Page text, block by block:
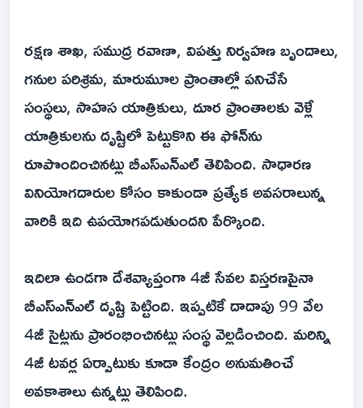
రక్షణ శాఖ, సముద్ర రవాణా, విపత్తు నిర్వహణ బృందాలు,
గనుల పరిశ్రమ, మారుమూల ప్రాంతాల్లో పనిచేసే
సంస్థలు, సాహస యాత్రికులు, దూర ప్రాంతాలకు వెళ్లే
యాత్రికులను దృష్టిలో పెట్టుకొని ఈ ఫోన్‌ను
రూపొందించినట్లు బీఎస్‌ఎన్‌ఎల్‌ తెలిపింది. సాధారణ
వినియోగదారుల కోసం కాకుండా ప్రత్యేక అవసరాలున్న
వారికి ఇది ఉపయోగపడుతుందని పేర్కొంది.
ఇదిలా ఉండగా దేశవ్యాప్తంగా 4జీ సేవల విస్తరణపైనా
బీఎస్‌ఎన్‌ఎల్‌ దృష్టి పెట్టింది. ఇప్పటికే దాదాపు 99 వేల
4జీ సైట్లను ప్రారంభించినట్లు సంస్థ వెల్లడించింది. మరిన్ని
4జీ టవర్ల ఏర్పాటుకు కూడా కేంద్రం అనుమతించే
అవకాశాలు ఉన్నట్లు తెలిపింది.